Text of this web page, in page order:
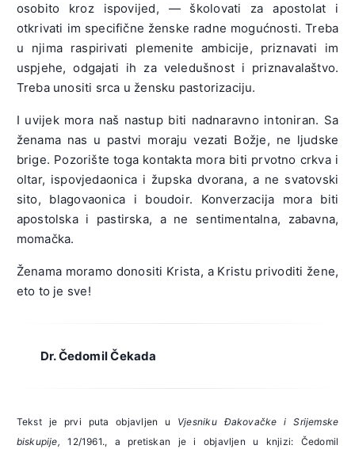
osobito kroz ispovijed, — školovati za apostolat i
otkrivati im specifične ženske radne mogućnosti. Treba
u njima raspirivati plemenite ambicije, priznavati im
uspjehe, odgajati ih za veledušnost i priznavalaštvo.
Treba unositi srca u žensku pastorizaciju.
I uvijek mora naš nastup biti nadnaravno intoniran. Sa
ženama nas u pastvi moraju vezati Božje, ne ljudske
brige. Pozorište toga kontakta mora biti prvotno crkva i
oltar, ispovjedaonica i župska dvorana, a ne svatovski
sito, blagovaonica i boudoir. Konverzacija mora biti
apostolska i pastirska, a ne sentimentalna, zabavna,
momačka.
Ženama moramo donositi Krista, a Kristu privoditi žene,
eto to je sve!
Dr. Čedomil Čekada
Tekst je prvi puta objavljen u Vjesniku Đakovačke i Srijemske
biskupije, 12/1961., a pretiskan je i objavljen u knjizi: Čedomil